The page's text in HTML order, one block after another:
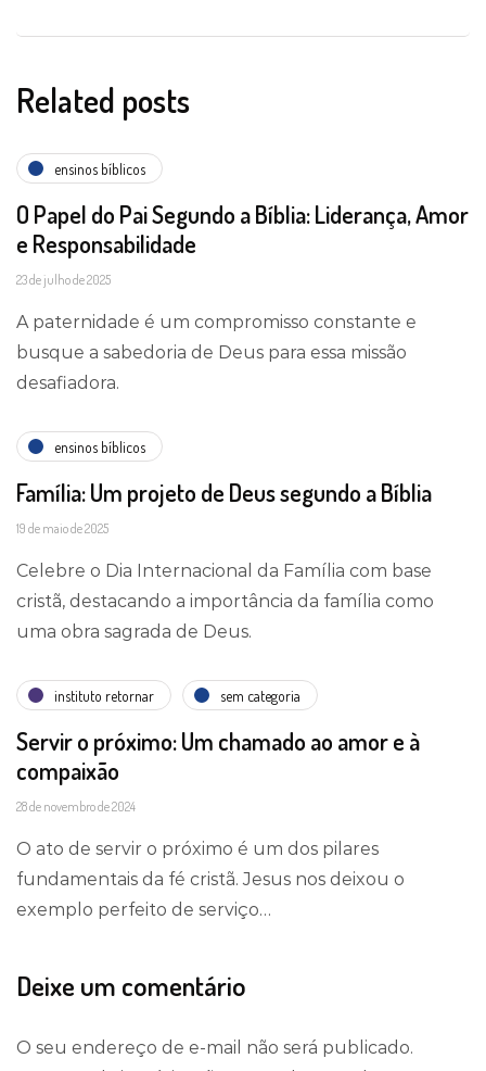
Related posts
ensinos bíblicos
O Papel do Pai Segundo a Bíblia: Liderança, Amor
e Responsabilidade
23 de julho de 2025
A paternidade é um compromisso constante e
busque a sabedoria de Deus para essa missão
desafiadora.
ensinos bíblicos
Família: Um projeto de Deus segundo a Bíblia
19 de maio de 2025
Celebre o Dia Internacional da Família com base
cristã, destacando a importância da família como
uma obra sagrada de Deus.
instituto retornar sem categoria
Servir o próximo: Um chamado ao amor e à
compaixão
28 de novembro de 2024
O ato de servir o próximo é um dos pilares
fundamentais da fé cristã. Jesus nos deixou o
exemplo perfeito de serviço…
Deixe um comentário
O seu endereço de e-mail não será publicado.